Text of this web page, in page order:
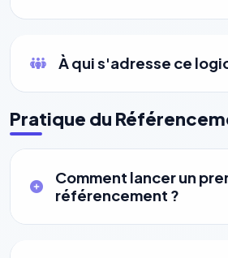
Pratique du
Comment lancer un
référencement ?